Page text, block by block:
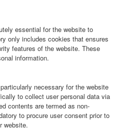
essential for the website to
only includes cookies that ensures
features of the website. These
information.
necessary for the website
to collect user personal data via
contents are termed as non-
to procure user consent prior to
website.